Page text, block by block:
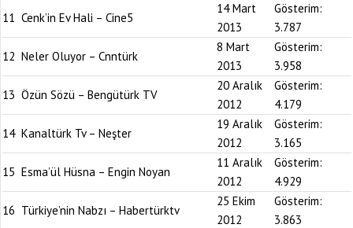
11 Cenk’in Ev Hali – Cine5
14 Mart
2013
Gösterim:
3.787
12 Neler Oluyor – Cnntürk
8 Mart
2013
Gösterim:
3.958
13 Özün Sözü – Bengütürk TV
20 Aralık
2012
Gösterim:
4.179
14 Kanaltürk Tv – Neşter
19 Aralık
2012
Gösterim:
3.165
15 Esma’ül Hüsna – Engin Noyan
11 Aralık
2012
Gösterim:
4.929
16 Türkiye’nin Nabzı – Habertürktv
25 Ekim
2012
Gösterim:
3.863